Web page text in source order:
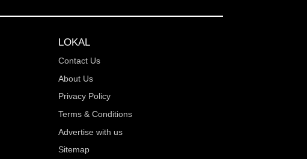
LOKAL
Contact Us
About Us
Privacy Policy
Terms & Conditions
Advertise with us
Sitemap